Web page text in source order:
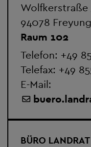
Wolfkerstraße
94078 Freyung
Raum 102
Telefon: +49
Telefax: +49
E-Mail:
BÜRO LANDRAT